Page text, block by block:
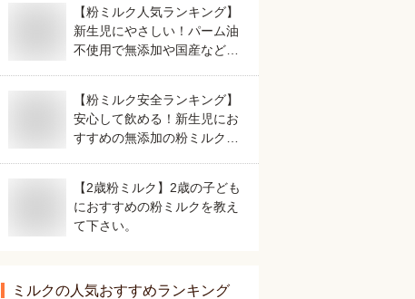
【粉ミルク人気ランキング】
新生児にやさしい！パーム油
不使用で無添加や国産など人
【粉ミルク安全ランキング】
安心して飲める！新生児にお
すすめの無添加の粉ミルク
【2歳粉ミルク】2歳の子ども
におすすめの粉ミルクを教え
て下さい。
ミルクの人気おすすめランキング